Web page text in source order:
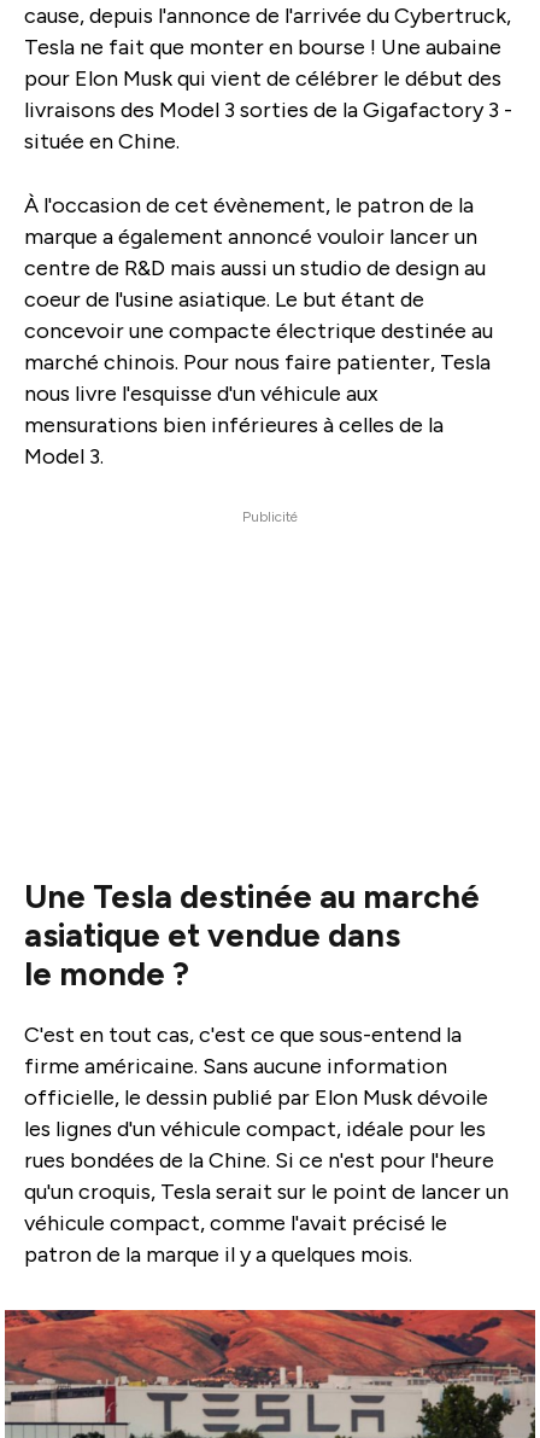
cause, depuis l'annonce de l'arrivée du Cybertruck,
Tesla ne fait que monter en bourse ! Une aubaine
pour Elon Musk qui vient de célébrer le début des
livraisons des Model 3 sorties de la Gigafactory 3 -
située en Chine.
À l'occasion de cet évènement, le patron de la
marque a également annoncé vouloir lancer un
centre de R&D mais aussi un studio de design au
coeur de l'usine asiatique. Le but étant de
concevoir une compacte électrique destinée au
marché chinois. Pour nous faire patienter, Tesla
nous livre l'esquisse d'un véhicule aux
mensurations bien inférieures à celles de la
Model 3.
Publicité
Une Tesla destinée au marché
asiatique et vendue dans
le monde ?
C'est en tout cas, c'est ce que sous-entend la
firme américaine. Sans aucune information
officielle, le dessin publié par Elon Musk dévoile
les lignes d'un véhicule compact, idéale pour les
rues bondées de la Chine. Si ce n'est pour l'heure
qu'un croquis, Tesla serait sur le point de lancer un
véhicule compact, comme l'avait précisé le
patron de la marque il y a quelques mois.